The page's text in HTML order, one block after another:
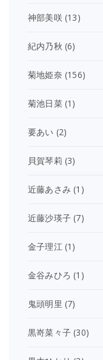
神部美咲(13)
紀内乃秋 (6)
菊地姫奈 (156)
菊池日菜(1)
要あい (2)
貝賀琴莉 (3)
近藤あさみ (1)
近藤沙瑛子 (7)
金子理江 (1)
金谷みひろ (1)
鬼頭明里 (7)
黒嵜菜々子 (30)